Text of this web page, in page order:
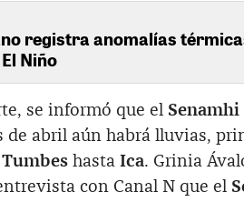
registra anomalías
Niño
se informó que el Senamhi
abril aún habrá lluvias,
Tumbes hasta Ica. Grinia
con Canal N que el